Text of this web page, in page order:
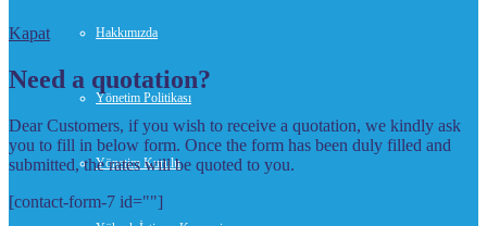
Hakkımızda
Yönetim Politikası
Yönetim Kurulu
Kapat
Need a quotation?
Dear Customers, if you wish to receive a quotation, we kindly ask
you to fill in below form. Once the form has been duly filled and
submitted, the rates will be quoted to you.
[contact-form-7 id=""]